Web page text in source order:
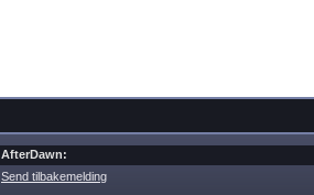
AfterDawn:
Send tilbakemelding